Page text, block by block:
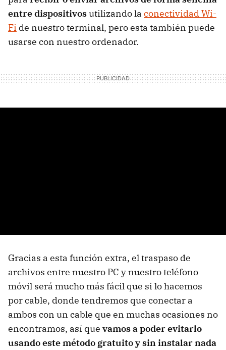
entre dispositivosutilizando la conectividad Wi-
Fi de nuestro terminal, pero esta también puede
usarse con nuestro ordenador.
Gracias a esta función extra, el traspaso de
archivos entre nuestro PC y nuestro teléfono
móvil será mucho más fácil que si lo hacemos
por cable, donde tendremos que conectar a
ambos con un cable que en muchas ocasiones no
encontramos, así que vamos a poder evitarlo
usando este método gratuito y sin instalar nada